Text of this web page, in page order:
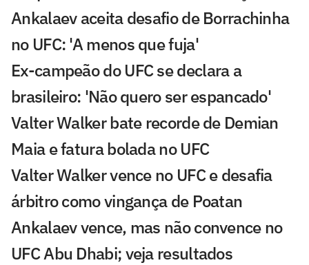
Ankalaev aceita desafio de Borrachinha
no UFC: 'A menos que fuja'
Ex-campeão do UFC se declara a
brasileiro: 'Não quero ser espancado'
Valter Walker bate recorde de Demian
Maia e fatura bolada no UFC
Valter Walker vence no UFC e desafia
árbitro como vingança de Poatan
Ankalaev vence, mas não convence no
UFC Abu Dhabi; veja resultados